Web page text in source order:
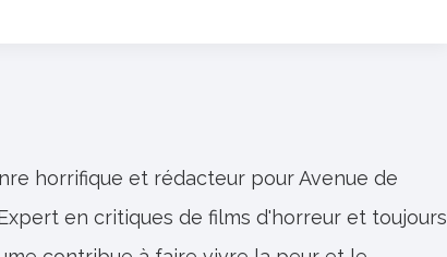
horrifique et rédacteur pour Avenue de
en critiques de films d'horreur et toujours